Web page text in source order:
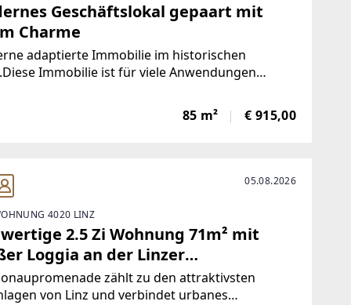
Geschäftslokal gepaart mit
Charme
adaptierte Immobilie im historischen
Immobilie ist für viele Anwendungen
Ordination oder Lager ....Das Erdgeschoß hell
Glaselementen und im Untergeschoß
85 m² € 915,00
05.08.2026
4020 LINZ
2.5 Zi Wohnung 71m² mit
Loggia an der Linzer
zählt zu den attraktivsten
von Linz und verbindet urbanes